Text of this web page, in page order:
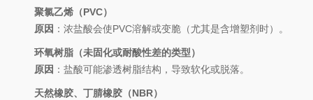
聚氯乙烯（PVC）
原因 ：浓盐酸会使PVC溶解或变脆（尤其是含增塑剂时）。
环氧树脂（未固化或耐酸性差的类型）
原因 ：盐酸可能渗透树脂结构，导致软化或脱落。
天然橡胶、丁腈橡胶（NBR）